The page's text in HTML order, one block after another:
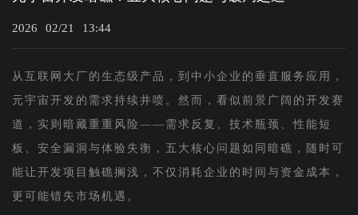
2026 02/21 13:44
从互联网大厂的生态级产品，到中小企业的垂直服务应用，
元宇宙开发的需求持续井喷。然而，看似前景广阔的开发赛
道，实则暗藏重重风险——需求反复、技术瓶颈、性能短
板、安全漏洞与体验失衡，五大核心问题如同暗礁，随时可
能让开发项目触礁搁浅，不仅消耗企业的时间与资金成本，
更可能错失市场机遇。